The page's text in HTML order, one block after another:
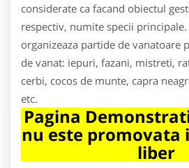
considerate ca facand obiectul
respectiv, numite specii
organizeaza partide de vanatoare
de vanat: iepuri, fazani, mistreti,
cerbi, cocos de munte, capra
etc.
Pagina
nu este promovata
liber